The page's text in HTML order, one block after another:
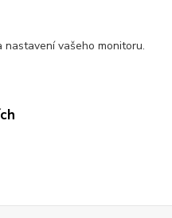
vašeho monitoru.